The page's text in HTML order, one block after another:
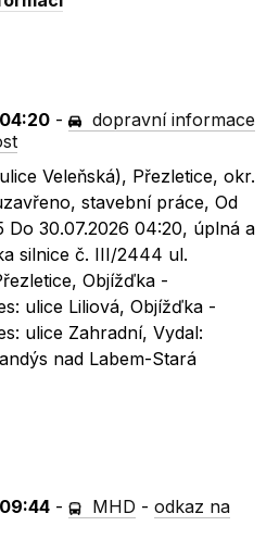
-
dopravní informace
Veleňská), Přezletice, okr.
stavební práce, Od
Do 30.07.2026 04:20, úplná a
silnice č. III/2444 ul.
Objížďka -
ulice Liliová, Objížďka -
ulice Zahradní, Vydal:
nad Labem-Stará
- MHD -odkaz na